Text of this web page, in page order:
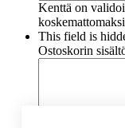
Kenttä on
This field is
Ostoskorin